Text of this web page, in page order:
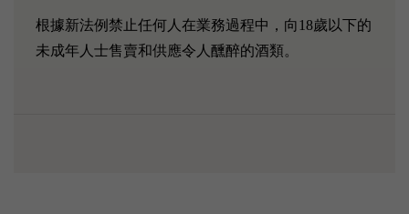
根據新法例禁止任何人在業務過程中，向18歲以下的
未成年人士售賣和供應令人醺醉的酒類。